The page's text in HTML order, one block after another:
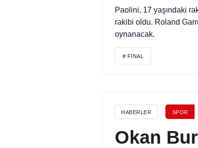
Paolini, 17 yaşındaki
rakibi oldu. Roland
oynanacak.
# FINAL
HABERLER SPOR
Okan